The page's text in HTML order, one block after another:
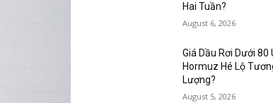
Hai Tuần?
August 6, 2026
Giá Dầu Rơi Dưới 80
Hormuz Hé Lộ
Lượng?
August 5, 2026